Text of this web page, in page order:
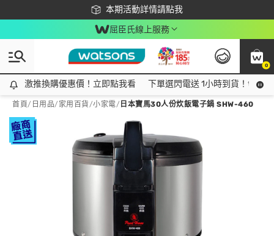
本期活動詳情請點我
下載app最高回饋$350
屈臣氏線上服務
0
激推換購優惠價！立即點我看
激推換購優惠價！立即點我看 下單選閃電送 1小時到貨！領神
首頁/ 日用品/ 家用百貨/小家電/ 日本寶馬30人份炊飯電子鍋 SHW-460